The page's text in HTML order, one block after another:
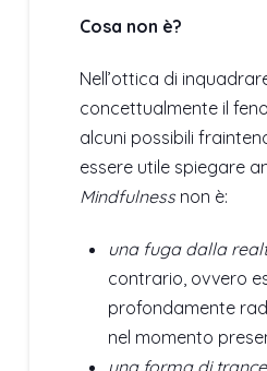
Cosa non è?
Nell’ottica di
concettualmente il
alcuni possibili
essere utile spiegare
Mindfulnessnon è:
una fuga dalla
contrario, ovvero
profondamente
nel momento
una forma di trance